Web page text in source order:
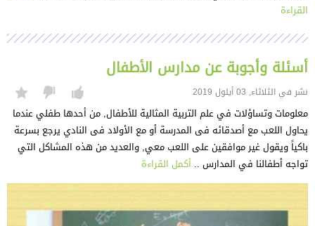
القراءة
أسئلة وأجوبة عن مدارس الأطفال
نشر في الثلاثاء, 03 أيلول 2019
معلومات وتساؤلات في علم التربية المثالية للأطفال, من أحدها طفلي عندما
يحاول اللعب مع أصدقائه فى المدرسة أو مع الأولاد فى النادي يرجع بسرعة
باكياً ويقول غير موافقين على اللعب معي, والعديد من هذه المشاكل التي
تواجه أطفالنا في المدارس .. أكمل القراءة